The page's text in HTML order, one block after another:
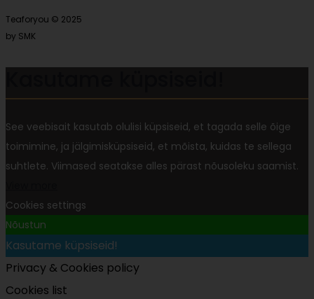
Teaforyou © 2025
by SMK
See veebisait kasutab olulisi küpsiseid, et tagada selle õige
toimimine, ja jälgimisküpsiseid, et mõista, kuidas te sellega
suhtlete. Viimased seatakse alles pärast nõusoleku saamist.
Cookies settings
Nõustun
Kasutame küpsiseid!
Privacy & Cookies policy
Cookies list